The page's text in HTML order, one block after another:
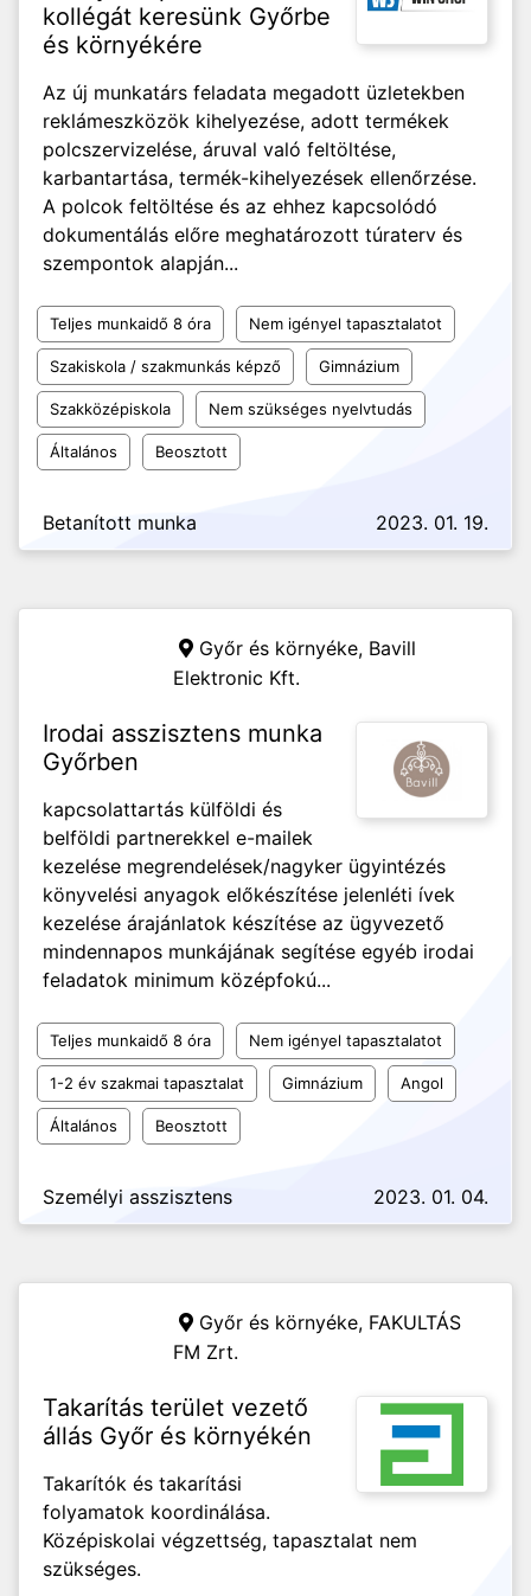
kollégát keresünk Győrbe
és környékére
Az új munkatárs feladata megadott üzletekben
reklámeszközök kihelyezése, adott termékek
polcszervizelése, áruval való feltöltése,
karbantartása, termék-kihelyezések ellenőrzése.
A polcok feltöltése és az ehhez kapcsolódó
dokumentálás előre meghatározott túraterv és
szempontok alapján...
Teljes munkaidő 8 óra Nem igényel tapasztalatot
Szakiskola / szakmunkás képző Gimnázium
Szakközépiskola Nem szükséges nyelvtudás
Általános Beosztott
Betanított munka 2023. 01. 19.
Győr és környéke, Bavill
Elektronic Kft.
Irodai asszisztens munka
Győrben
kapcsolattartás külföldi és
belföldi partnerekkel e-mailek
kezelése megrendelések/nagyker ügyintézés
könyvelési anyagok előkészítése jelenléti ívek
kezelése árajánlatok készítése az ügyvezető
mindennapos munkájának segítése egyéb irodai
feladatok minimum középfokú...
Teljes munkaidő 8 óra Nem igényel tapasztalatot
1-2 év szakmai tapasztalat Gimnázium Angol
Általános Beosztott
Személyi asszisztens 2023. 01. 04.
Győr és környéke, FAKULTÁS
FM Zrt.
Takarítás terület vezető
állás Győr és környékén
Takarítók és takarítási
folyamatok koordinálása.
Középiskolai végzettség, tapasztalat nem
szükséges.